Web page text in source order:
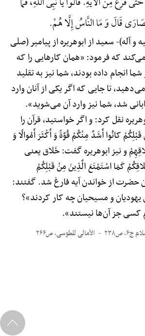
قَالَ وَ مَا النَّاسُ إِلَّا هُمْ.
و آله)-سعید از ابوهریره از پیامبر (صلی
می‌کند که فرمود: «همان کارهایی را که
انجام داده بودند، شما نیز به تقلید
می‌دهید، تا جایی که اگر یکی از آنان وارد
شد، شما نیز وارد آن می‌شوید».
نقل کرد: و اگر خواستید، قرآن را
کانُوا أَشَدَّ مِنْکُمْ قُوَّةً وَ أَکْثَرَ أَمْوالًا وَ
و نیز ابوهریره گفت: خَلاق یعنی
کَمَا اسْتَمْتَعَ الَّذِینَ مِنْ قَبْلِکُمْ
آن حضرت از خواندن آیه فارغ شد. گفتند:
و مسیحیان چه کار کردند»؟
کسی جز آن‌ها نیستند».
ص۲۳۸ الأمالی للطوسی، ص۲۶۶